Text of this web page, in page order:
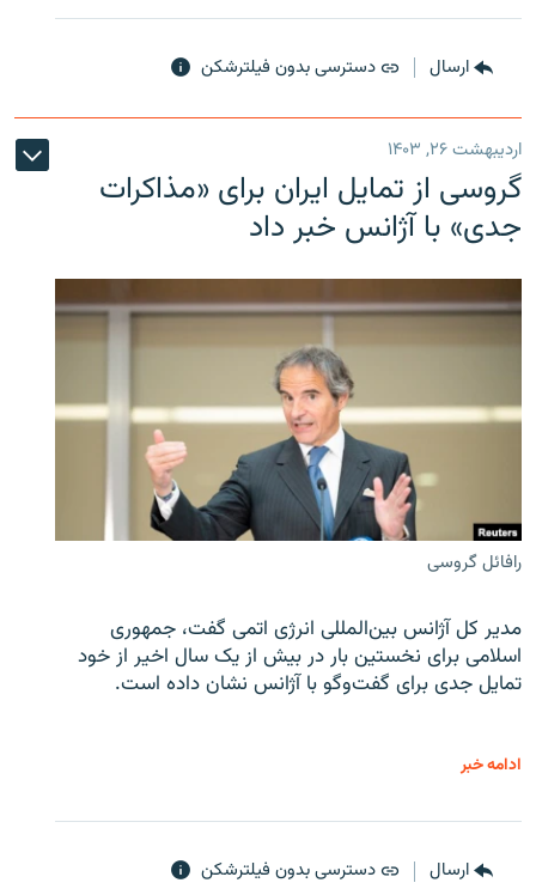
ارسال دسترسی بدون فیلترشکن
اردیبهشت ۲۶, ۱۴۰۳
گروسی از تمایل ایران برای «مذاکرات
جدی» با آژانس خبر داد
رافائل گروسی
مدیر کل آژانس بین‌المللی انرژی اتمی گفت، جمهوری
اسلامی برای نخستین بار در بیش از یک سال اخیر از خود
تمایل جدی برای گفت‌وگو با آژانس نشان داده است.
ادامه خبر
ارسال دسترسی بدون فیلترشکن